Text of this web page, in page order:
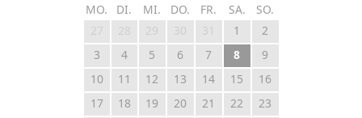
MO.
DI. MI. DO. FR. SA.
SO.
27
28 29 30 31 1
2
3
4 5 6 7 8
9
10
11 12 13 14 15
16
17
18 19 20 21 22
23